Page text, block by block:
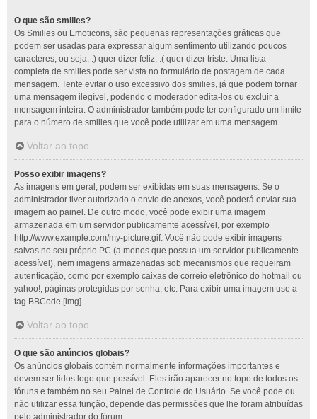
O que são smilies?
Os Smilies ou Emoticons, são pequenas representações gráficas que
podem ser usadas para expressar algum sentimento utilizando poucos
caracteres, ou seja, :) quer dizer feliz, :( quer dizer triste. Uma lista
completa de smilies pode ser vista no formulário de postagem de cada
mensagem. Tente evitar o uso excessivo dos smilies, já que podem tornar
uma mensagem ilegível, podendo o moderador edita-los ou excluir a
mensagem inteira. O administrador também pode ter configurado um limite
para o número de smilies que você pode utilizar em uma mensagem.
Voltar ao topo
Posso exibir imagens?
As imagens em geral, podem ser exibidas em suas mensagens. Se o
administrador tiver autorizado o envio de anexos, você poderá enviar sua
imagem ao painel. De outro modo, você pode exibir uma imagem
armazenada em um servidor publicamente acessível, por exemplo
http://www.example.com/my-picture.gif. Você não pode exibir imagens
salvas no seu próprio PC (a menos que possua um servidor publicamente
acessível), nem imagens armazenadas sob mecanismos que requeiram
autenticação, como por exemplo caixas de correio eletrônico do hotmail ou
yahoo!, páginas protegidas por senha, etc. Para exibir uma imagem use a
tag BBCode [img].
Voltar ao topo
O que são anúncios globais?
Os anúncios globais contém normalmente informações importantes e
devem ser lidos logo que possível. Eles irão aparecer no topo de todos os
fóruns e também no seu Painel de Controle do Usuário. Se você pode ou
não utilizar essa função, depende das permissões que lhe foram atribuídas
pelo administrador do fórum.